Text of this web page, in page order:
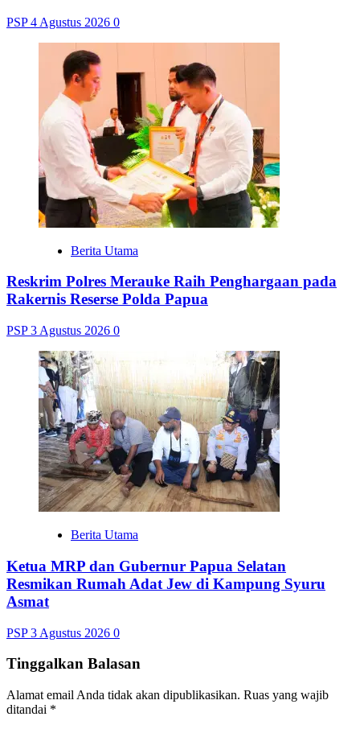
PSP4 Agustus 2026 0
Berita Utama
Reskrim Polres Merauke Raih Penghargaan pada
Rakernis Reserse Polda Papua
PSP3 Agustus 2026 0
Berita Utama
Ketua MRP dan Gubernur Papua Selatan
Resmikan Rumah Adat Jew di Kampung Syuru
Asmat
PSP3 Agustus 2026 0
Tinggalkan Balasan
Alamat email Anda tidak akan dipublikasikan. Ruas yang wajib
ditandai *